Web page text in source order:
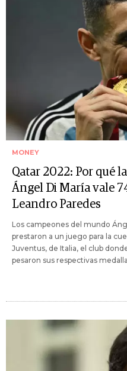
MONEY
Qatar 2022: Por qué
Ángel Di María vale
Leandro Paredes
Los campeones del mundo
prestaron a un juego para la
Juventus, de Italia, el club
pesaron sus respectivas